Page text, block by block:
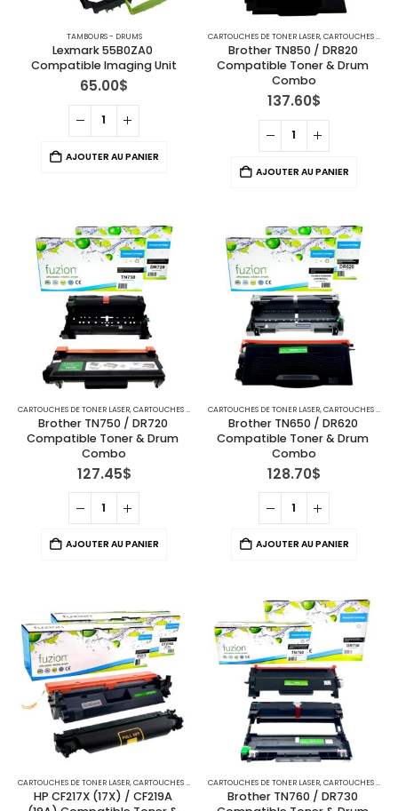
TAMBOURS - DRUMS
Lexmark 55B0ZA0
Compatible Imaging Unit
65.00$
AJOUTER AU PANIER
CARTOUCHES DE TONER LASER,CARTOUCHES POUR IMPRIMANTES BROTHER
Brother TN850 / DR820
Compatible Toner & Drum
Combo
137.60$
AJOUTER AU PANIER
CARTOUCHES DE TONER LASER,CARTOUCHES POUR IMPRIMANTES BROTHER , TAMBOURS - DRUMS
Brother TN750 / DR720
Compatible Toner & Drum
Combo
127.45$
AJOUTER AU PANIER
CARTOUCHES DE TONER LASER,CARTOUCHES POUR IMPRIMANTES BROTHER
Brother TN650 / DR620
Compatible Toner & Drum
Combo
128.70$
AJOUTER AU PANIER
CARTOUCHES DE TONER LASER,CARTOUCHES POUR IMPRIMANTES HP ,TAMBOURS - DRUMS
HP CF217X (17X) / CF219A
CARTOUCHES DE TONER LASER,CARTOUCHES POUR IMPRIMANTES BROTHER
Brother TN760 / DR730